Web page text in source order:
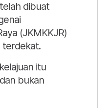
dibuat
(JKMKKJR)
terdekat.
itu
bukan